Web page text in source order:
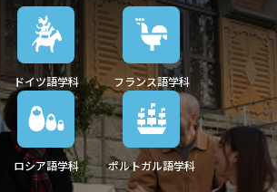
ドイツ語学科 フランス語学科
ロシア語学科 ポルトガル語学科